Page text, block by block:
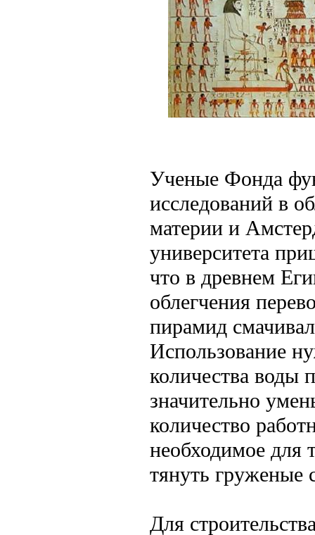
Ученые Фонда
исследований в
материи и
университета
что в древнем
облегчения
пирамид
Использование
количества воды
значительно
количество
необходимое для
тянуть груженые
Для